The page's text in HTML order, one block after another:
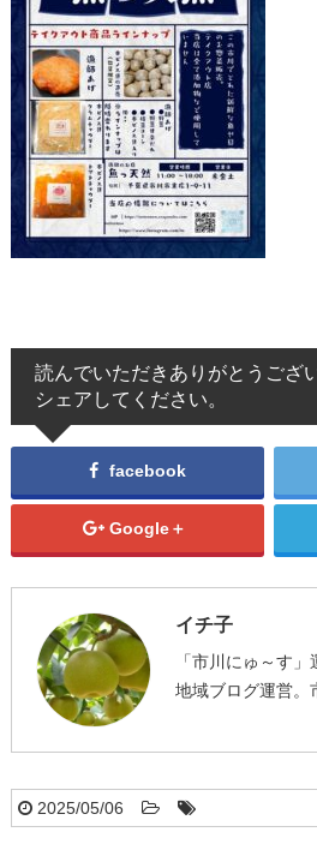
読んでいただきありがとうござ
シェアしてください。
facebook
Google＋
イチ子
「市川にゅ～す
地域ブログ運営。
2025/05/06